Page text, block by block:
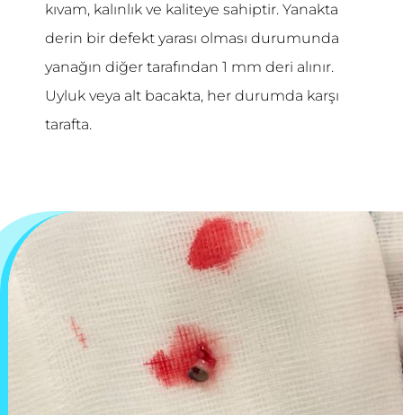
kıvam, kalınlık ve kaliteye sahiptir. Yanakta
derin bir defekt yarası olması durumunda
yanağın diğer tarafından 1 mm deri alınır.
Uyluk veya alt bacakta, her durumda karşı
tarafta.